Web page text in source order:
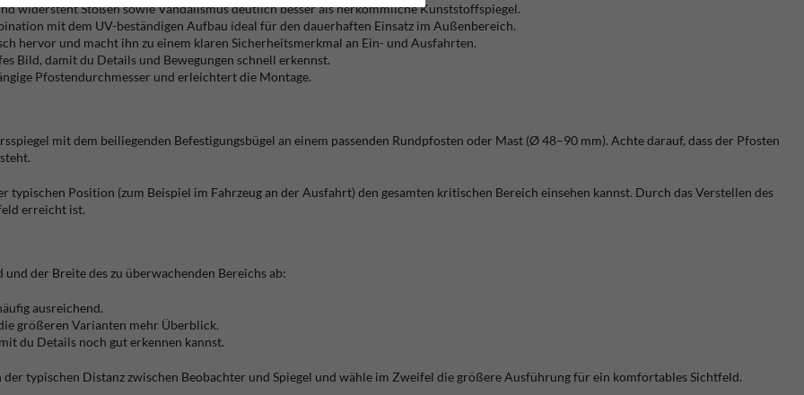
widersteht Stößen sowie Vandalismus deutlich besser als herkömmliche Kunststoffspiegel.
mit dem UV-beständigen Aufbau ideal für den dauerhaften Einsatz im Außenbereich.
hervor und macht ihn zu einem klaren Sicherheitsmerkmal an Ein- und Ausfahrten.
Bild, damit du Details und Bewegungen schnell erkennst.
Pfostendurchmesser und erleichtert die Montage.
mit dem beiliegenden Befestigungsbügel an einem passenden Rundpfosten oder Mast (Ø 48–90 mm). Achte darauf, dass der Pfosten
typischen Position (zum Beispiel im Fahrzeug an der Ausfahrt) den gesamten kritischen Bereich einsehen kannst. Durch das Verstellen des
erreicht ist.
der Breite des zu überwachenden Bereichs ab:
ausreichend.
größeren Varianten mehr Überblick.
du Details noch gut erkennen kannst.
typischen Distanz zwischen Beobachter und Spiegel und wähle im Zweifel die größere Ausführung für ein komfortables Sichtfeld.